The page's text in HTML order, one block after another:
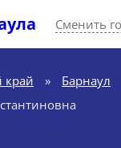
Сменить
край » Барнаул